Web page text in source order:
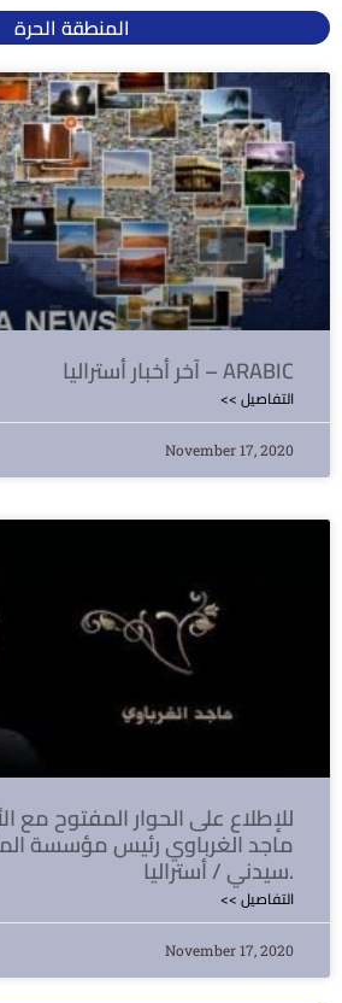
المنطقة الحرة
آخر أخبار أستراليا – ARABIC
<< التفاصيل
November 17, 2020
للإطلاع على الحوار المفتوح مع
ماجد الغرباوي رئيس مؤسسة
سيدني / أستراليا.
<< التفاصيل
November 17, 2020